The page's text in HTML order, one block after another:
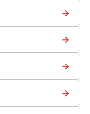
→
→
→
→